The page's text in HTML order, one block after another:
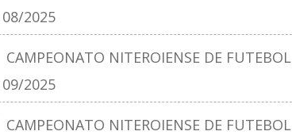
08/2025
CAMPEONATO NITEROIENSE DE FUTEBOL
09/2025
NITEROIENSE DE FUTEBOL